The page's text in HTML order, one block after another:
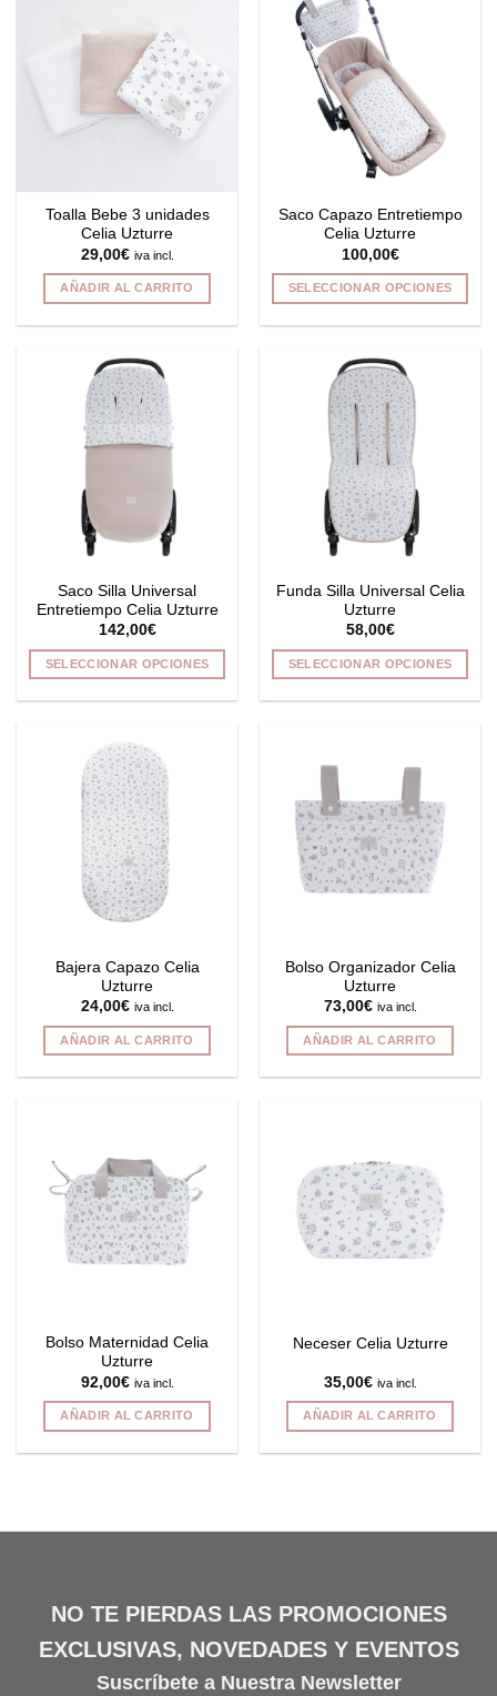
múltiples
variantes.
Las
opciones
se
pueden
elegir
en
página
de
producto
Toalla Bebe 3 unidades
Celia Uzturre
29,00€ iva incl.
AÑADIR AL CARRITO
Saco Capazo Entretiempo
Celia Uzturre
100,00€
SELECCIONAR OPCIONES
tiene
múltiples
variantes.
Las
opciones
se
pueden
elegir
en
página
de
producto
Saco Silla Universal
Entretiempo Celia Uzturre
142,00€
SELECCIONAR OPCIONES
múltiples
variantes.
Las
opciones
se
pueden
elegir
en
página
de
producto
Funda Silla Universal Celia
Uzturre
58,00€
SELECCIONAR OPCIONES
variantes.
Las
opciones
se
pueden
página
de
producto
Bajera Capazo Celia
Uzturre
24,00€ iva incl.
AÑADIR AL CARRITO
Bolso Organizador Celia
Uzturre
73,00€ iva incl.
AÑADIR AL CARRITO
Bolso Maternidad Celia
Uzturre
92,00€ iva incl.
AÑADIR AL CARRITO
Neceser Celia Uzturre
35,00€ iva incl.
AÑADIR AL CARRITO
NO TE PIERDAS LAS PROMOCIONES
EXCLUSIVAS, NOVEDADES Y EVENTOS
Suscríbete a Nuestra Newsletter